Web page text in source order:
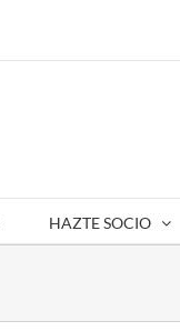
HAZTE SOCIO